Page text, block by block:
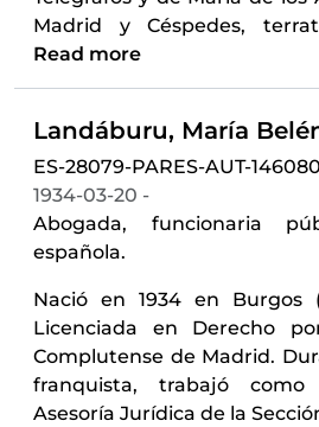
Madrid y Céspedes,
Read more
Landáburu, María
ES-28079-PARES-AUT-146080
1934-03-20 -
Abogada, funcionaria
española.
Nació en 1934 en Burgos
Licenciada en Derecho
Complutense de Madrid.
franquista, trabajó
Asesoría Jurídica de la